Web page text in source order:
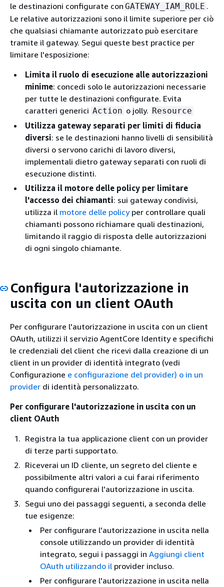
le destinazioni configurate con GATEWAY_IAM_ROLE .
Le relative autorizzazioni sono il limite superiore per ciò
che qualsiasi chiamante autorizzato può esercitare
tramite il gateway. Segui queste best practice per
limitare l'esposizione:
Limita il ruolo di esecuzione alle autorizzazioni
minime: concedi solo le autorizzazioni necessarie
per tutte le destinazioni configurate. Evita
caratteri generici Action o jolly. Resource
Utilizza gateway separati per limiti di fiducia
diversi: se le destinazioni hanno livelli di sensibilità
diversi o servono carichi di lavoro diversi,
implementali dietro gateway separati con ruoli di
esecuzione distinti.
Utilizza il motore delle policy per limitare
l'accesso dei chiamanti: sui gateway condivisi,
utilizza il motore delle policyper controllare quali
chiamanti possono richiamare quali destinazioni,
limitando il raggio di risposta delle autorizzazioni
di ogni singolo chiamante.
Configura l'autorizzazione in
uscita con un client OAuth
Per configurare l'autorizzazione in uscita con un client
OAuth, utilizzi il servizio AgentCore Identity e specifichi
le credenziali del client che ricevi dalla creazione di un
client in un provider di identità integrato (vedi
Configurazione e configurazione del provider) o in un
provider di identità personalizzato.
Per configurare l'autorizzazione in uscita con un
client OAuth
Registra la tua applicazione client con un provider
di terze parti supportato.
Riceverai un ID cliente, un segreto del cliente e
possibilmente altri valori a cui farai riferimento
quando configurerai l'autorizzazione in uscita.
Segui uno dei passaggi seguenti, a seconda delle
tue esigenze:
Per configurare l'autorizzazione in uscita nella
console utilizzando un provider di identità
integrato, segui i passaggi in Aggiungi client
OAuth utilizzando il provider incluso.
Per configurare l'autorizzazione in uscita nella